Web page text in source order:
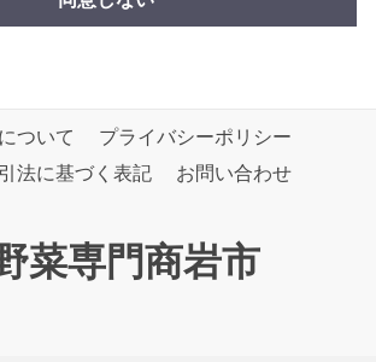
ついて
プライバシーポリシー
法に基づく表記
お問い合わせ
菜専門商岩市